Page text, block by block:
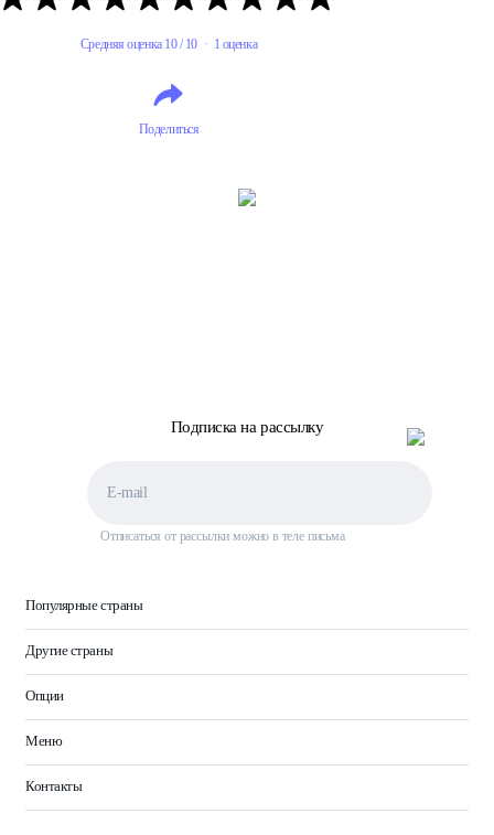
Средняя оценка 10 / 10 · 1 оценка
Поделиться
Подписка на рассылку
Отписаться от рассылки можно в теле письма
Популярные страны
Другие страны
Опции
Меню
Контакты